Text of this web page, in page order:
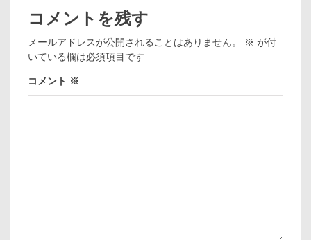
コメントを残す
メールアドレスが公開されることはありません。 ※ が付
いている欄は必須項目です
コメント ※